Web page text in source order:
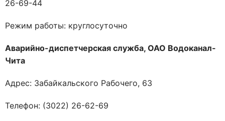
26-69-44
Режим работы: круглосуточно
Аварийно-диспетчерская служба, ОАО Водоканал-
Чита
Адрес: Забайкальского Рабочего, 63
Телефон: (3022) 26-62-69